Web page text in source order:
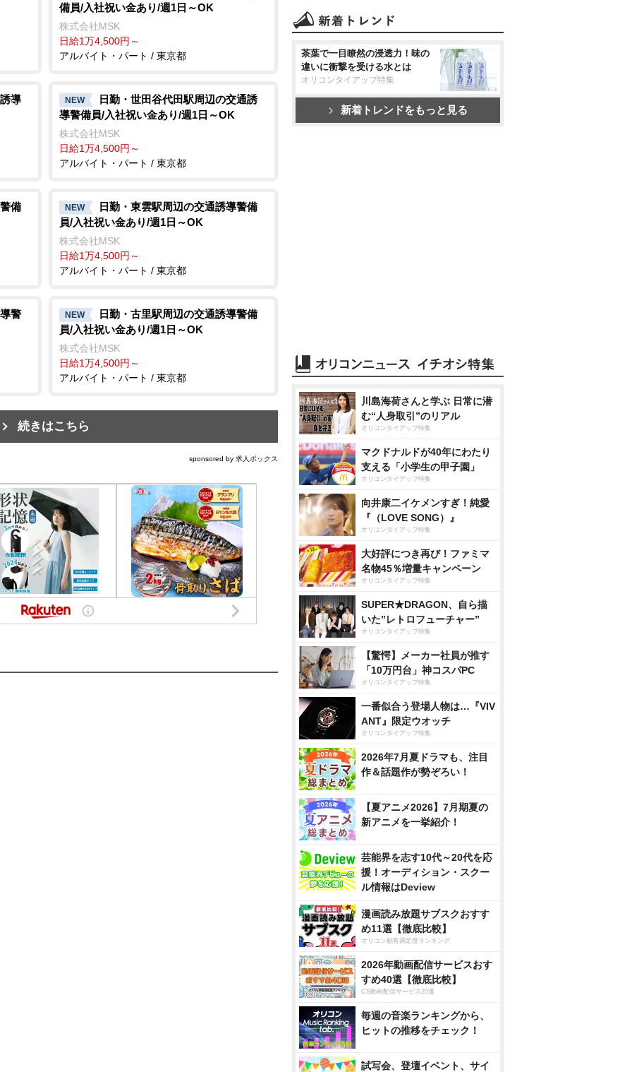
備員/入社祝い金あり/週1日～OK
株式会社MSK
日給1万4,500円～
アルバイト・パート / 東京都
導 NEW
日勤・世田谷代田駅周辺の交通誘
導警備員/入社祝い金あり/週1日～OK
株式会社MSK
日給1万4,500円～
アルバイト・パート / 東京都
備 NEW
日勤・東雲駅周辺の交通誘導警備
員/入社祝い金あり/週1日～OK
株式会社MSK
日給1万4,500円～
アルバイト・パート / 東京都
警 NEW
日勤・古里駅周辺の交通誘導警備
員/入社祝い金あり/週1日～OK
株式会社MSK
日給1万4,500円～
アルバイト・パート / 東京都
続きはこちら
sponsored by 求人ボックス
茶葉で一目瞭然の浸透力！味の
違いに衝撃を受ける水とは
オリコンタイアップ特集
新着トレンドをもっと見る
川島海荷さんと学ぶ 日常に潜
む“人身取引”のリアル
オリコンタイアップ特集
マクドナルドが40年にわたり
支える「小学生の甲子園」
オリコンタイアップ特集
向井康二イケメンすぎ！純愛
『（LOVE SONG）』
オリコンタイアップ特集
大好評につき再び！ファミマ
名物45％増量キャンペーン
オリコンタイアップ特集
SUPER★DRAGON、自ら描
いた”レトロフューチャー”
オリコンタイアップ特集
【驚愕】メーカー社員が推す
「10万円台」神コスパPC
オリコンタイアップ特集
一番似合う登場人物は…『VIV
ANT』限定ウオッチ
オリコンタイアップ特集
2026年7月夏ドラマも、注目
作＆話題作が勢ぞろい！
【夏アニメ2026】7月期夏の
新アニメを一挙紹介！
芸能界を志す10代～20代を応
援！オーディション・スクー
ル情報はDeview
漫画読み放題サブスクおすす
め11選【徹底比較】
オリコン顧客満足度ランキング
2026年動画配信サービスおす
すめ40選【徹底比較】
CS動画配信サービス20選
毎週の音楽ランキングから、
ヒットの推移をチェック！
試写会、登壇イベント、サイ